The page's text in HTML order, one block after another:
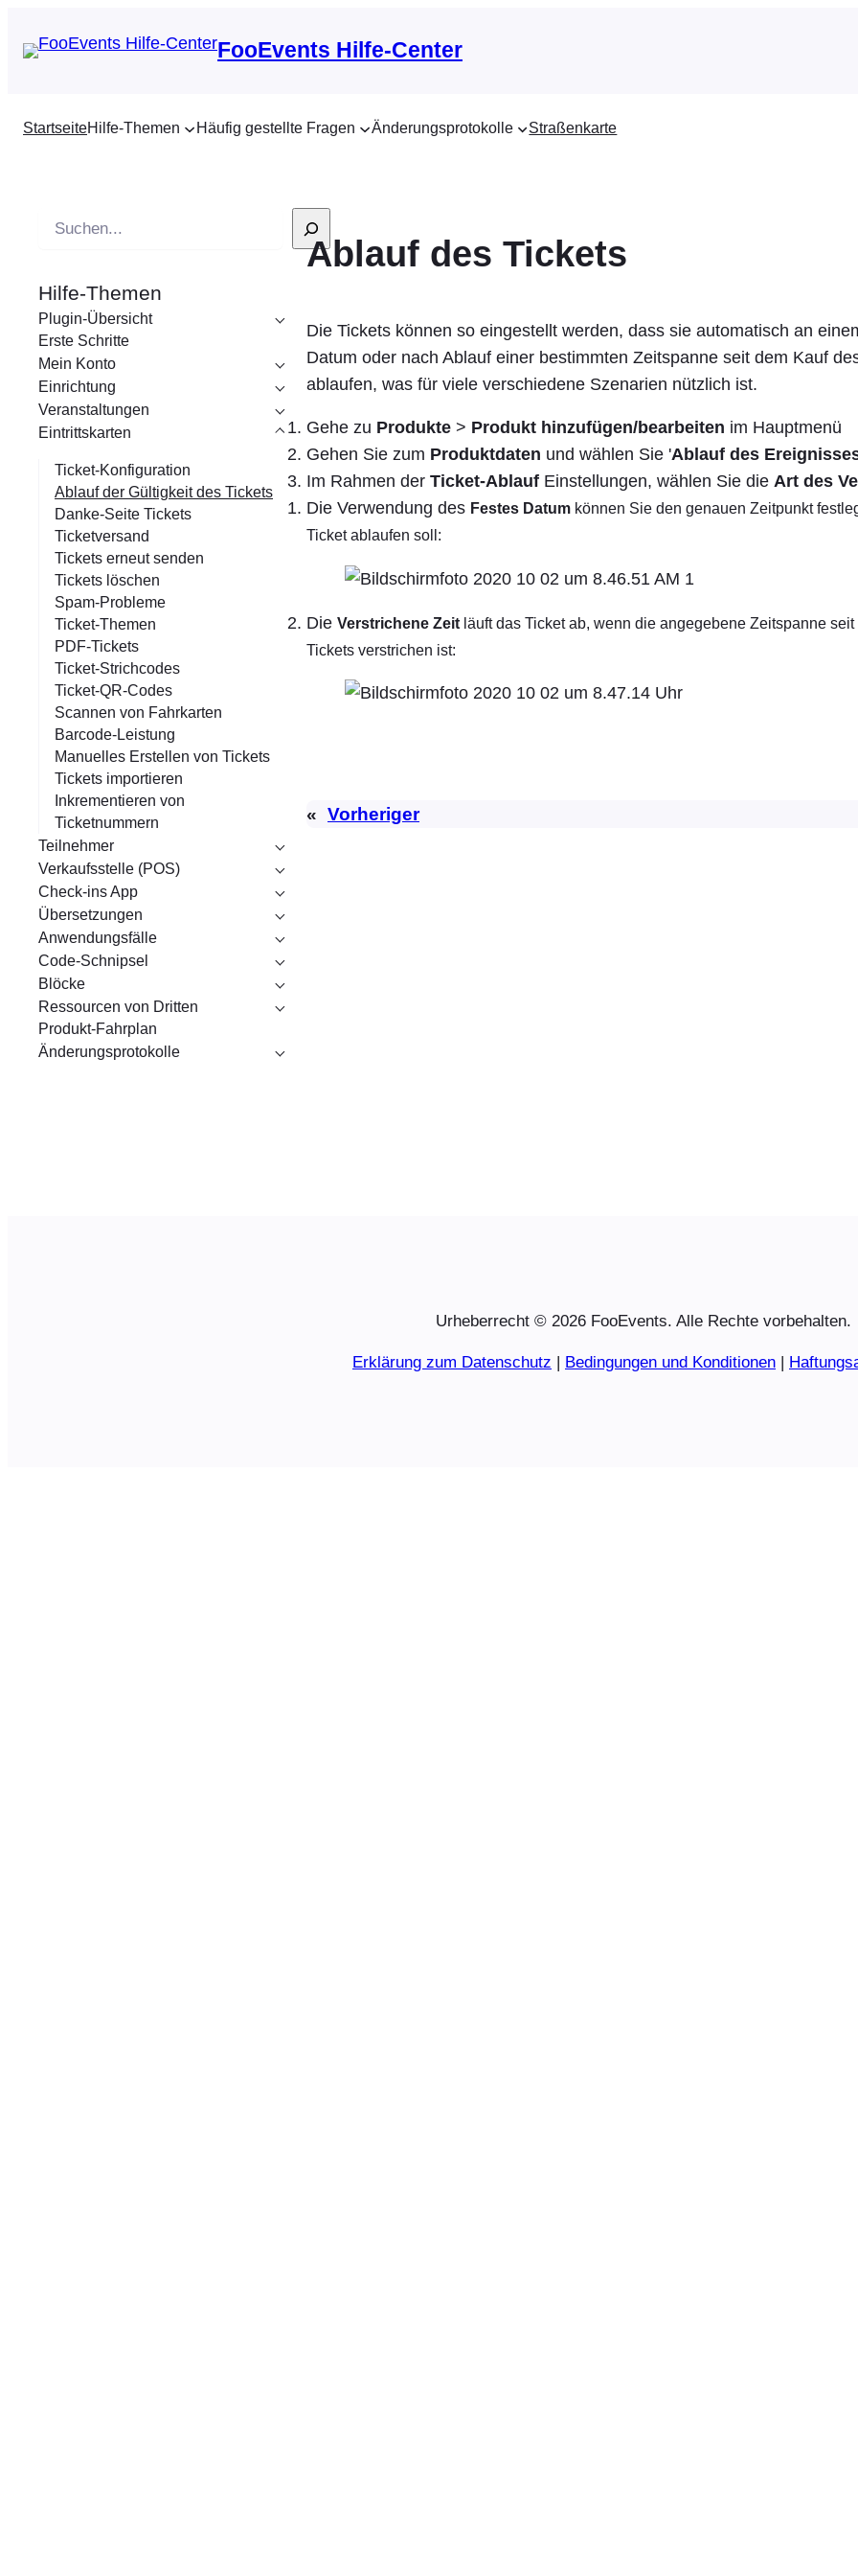
FooEvents Hilfe-Center
StartseiteHilfe-Themen Häufig gestellte Fragen Änderungsprotokolle Straßenkarte
h
e
Hilfe-Themen
Plugin-Übersicht
Erste Schritte
Mein Konto
Einrichtung
Veranstaltungen
Eintrittskarten
Ticket-Konfiguration
Ablauf der Gültigkeit des Tickets
Danke-Seite Tickets
Ticketversand
Tickets erneut senden
Tickets löschen
Spam-Probleme
Ticket-Themen
PDF-Tickets
Ticket-Strichcodes
Ticket-QR-Codes
Scannen von Fahrkarten
Barcode-Leistung
Manuelles Erstellen von Tickets
Tickets importieren
Inkrementieren von
Ticketnummern
Teilnehmer
Verkaufsstelle (POS)
Check-ins App
Übersetzungen
Anwendungsfälle
Code-Schnipsel
Blöcke
Ressourcen von Dritten
Produkt-Fahrplan
Änderungsprotokolle
Ablauf des Tickets
Die Tickets können so eingestellt werden, dass sie automatisch an
Datum oder nach Ablauf einer bestimmten Zeitspanne seit dem Kauf
ablaufen, was für viele verschiedene Szenarien nützlich ist.
Gehe zu Produkte > Produkt hinzufügen/bearbeiten im Hauptmenü
Gehen Sie zum Produktdaten und wählen Sie 'Ablauf des
Im Rahmen der Ticket-Ablauf Einstellungen, wählen Sie die Art des
Die Verwendung des Festes Datum können Sie den genauen Zeitpunkt
Ticket ablaufen soll:
Die Verstrichene Zeit läuft das Ticket ab, wenn die angegebene Zeitspanne
Tickets verstrichen ist:
« Vorheriger
Urheberrecht © 2026 FooEvents. Alle Rechte vorbehalten.
Erklärung zum Datenschutz | Bedingungen und Konditionen |